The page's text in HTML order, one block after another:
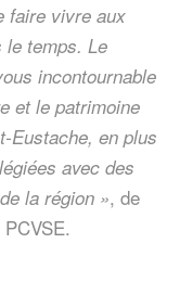
faire vivre aux
le temps. Le
incontournable
et le patrimoine
Eustache, en plus
avec des
la région », de